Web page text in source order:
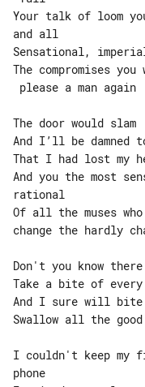
Your talk of loom
and all
Sensational,
The compromises you
The door would slam
And I’ll be damned
That I had lost my
And you the most
rational
Of all the muses
change the hardly
Don't you know
Take a bite of
And I sure will
Swallow all the
I couldn't keep my
phone